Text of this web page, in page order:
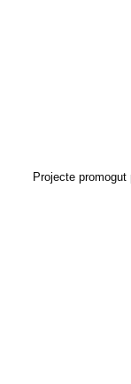
Projecte promogut